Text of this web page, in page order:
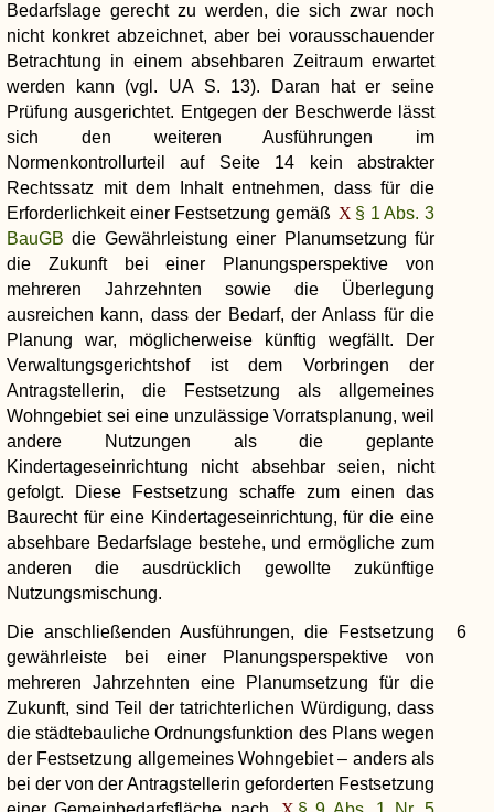
Bedarfslage gerecht zu werden, die sich zwar noch
nicht konkret abzeichnet, aber bei vorausschauender
Betrachtung in einem absehbaren Zeitraum erwartet
werden kann (vgl. UA S. 13). Daran hat er seine
Prüfung ausgerichtet. Entgegen der Beschwerde lässt
sich den weiteren Ausführungen im
Normenkontrollurteil auf Seite 14 kein abstrakter
Rechtssatz mit dem Inhalt entnehmen, dass für die
Erforderlichkeit einer Festsetzung gemäß
§ 1 Abs. 3
BauGBdie Gewährleistung einer Planumsetzung für
die Zukunft bei einer Planungsperspektive von
mehreren Jahrzehnten sowie die Überlegung
ausreichen kann, dass der Bedarf, der Anlass für die
Planung war, möglicherweise künftig wegfällt. Der
Verwaltungsgerichtshof ist dem Vorbringen der
Antragstellerin, die Festsetzung als allgemeines
Wohngebiet sei eine unzulässige Vorratsplanung, weil
andere Nutzungen als die geplante
Kindertageseinrichtung nicht absehbar seien, nicht
gefolgt. Diese Festsetzung schaffe zum einen das
Baurecht für eine Kindertageseinrichtung, für die eine
absehbare Bedarfslage bestehe, und ermögliche zum
anderen die ausdrücklich gewollte zukünftige
Nutzungsmischung.
6
Die anschließenden Ausführungen, die Festsetzung
gewährleiste bei einer Planungsperspektive von
mehreren Jahrzehnten eine Planumsetzung für die
Zukunft, sind Teil der tatrichterlichen Würdigung, dass
die städtebauliche Ordnungsfunktion des Plans wegen
der Festsetzung allgemeines Wohngebiet – anders als
bei der von der Antragstellerin geforderten Festsetzung